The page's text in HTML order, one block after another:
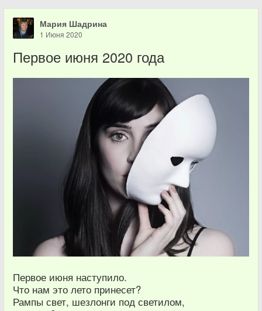
Мария Шадрина
1 Июня 2020
Первое июня 2020 года
Первое июня наступило.
Что нам это лето принесет?
Рампы свет, шезлонги под светилом,